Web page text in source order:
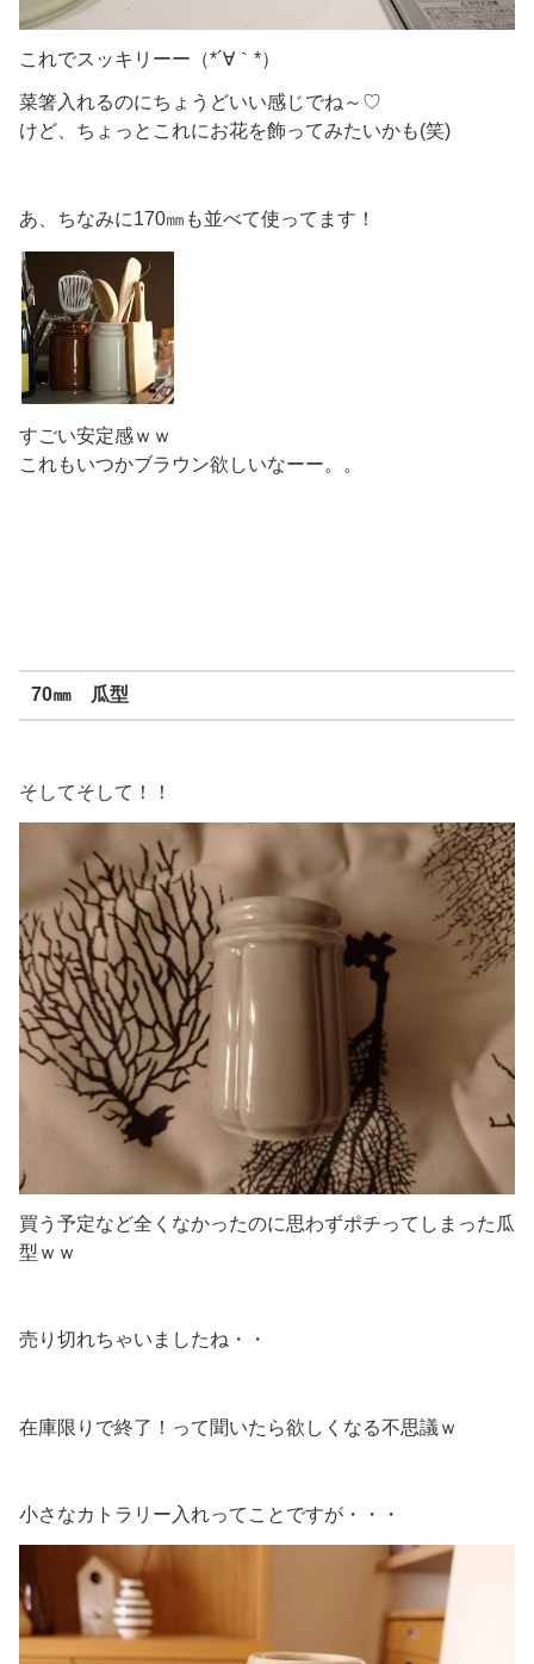
これでスッキリーー（*´∀｀*）
菜箸入れるのにちょうどいい感じでね～♡
けど、ちょっとこれにお花を飾ってみたいかも(笑)
あ、ちなみに170㎜も並べて使ってます！
すごい安定感ｗｗ
これもいつかブラウン欲しいなーー。。
70㎜ 瓜型
そしてそして！！
買う予定など全くなかったのに思わずポチってしまった瓜
型ｗｗ
売り切れちゃいましたね・・
在庫限りで終了！って聞いたら欲しくなる不思議ｗ
小さなカトラリー入れってことですが・・・